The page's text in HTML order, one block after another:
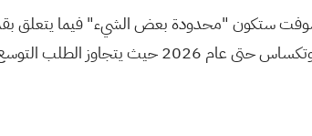
حيث يتجاوز الطلب التوسع.